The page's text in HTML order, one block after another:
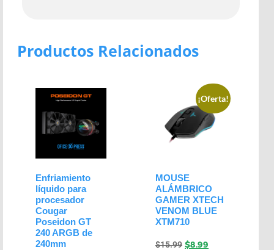
Productos Relacionados
Enfriamiento
líquido para
procesador
Cougar
Poseidon GT
240 ARGB de
240mm
¡Oferta!
MOUSE
ALÁMBRICO
GAMER XTECH
VENOM BLUE
XTM710
$15.99 $8.99